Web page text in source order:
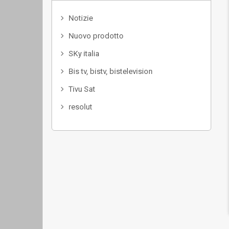
Notizie
Nuovo prodotto
SKy italia
Bis tv, bistv, bistelevision
Tivu Sat
resolut